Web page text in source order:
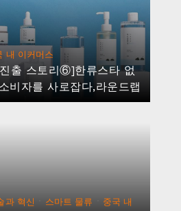
내 이커머스
출 스토리⑥]한류스타 없
비자를 사로잡다,라운드랩
과 혁신 스마트 물류
중국 내